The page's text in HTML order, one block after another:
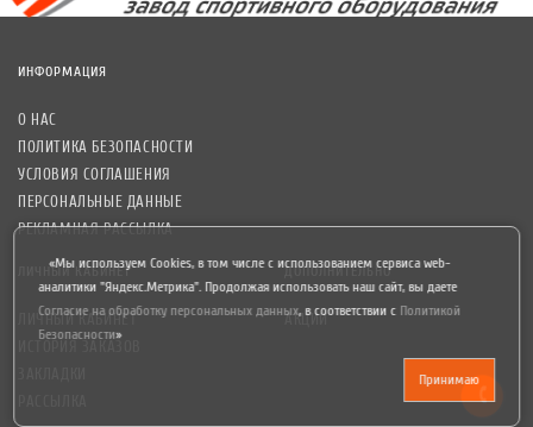
ИНФОРМАЦИЯ
О НАС
ПОЛИТИКА БЕЗОПАСНОСТИ
УСЛОВИЯ СОГЛАШЕНИЯ
ПЕРСОНАЛЬНЫЕ ДАННЫЕ
РЕКЛАМНАЯ РАССЫЛКА
ЛИЧНЫЙ КАБИНЕТ
ЛИЧНЫЙ КАБИНЕТ
ДОПОЛНИТЕЛЬНО
АКЦИИ
«Мы используем Cookies, в том числе с использованием сервиса web-
аналитики "Яндекс.Метрика". Продолжая использовать наш сайт, вы даете
Согласие на обработку персональных данных,в соответствии с Политикой
Безопасности»
Принимаю